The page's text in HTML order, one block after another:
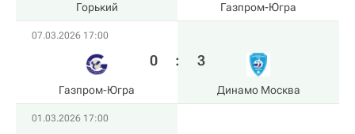
Горький Газпром-Югра
07.03.2026 17:00
Газпром-Югра
0 : 3
Динамо Москва
01.03.2026 17:00